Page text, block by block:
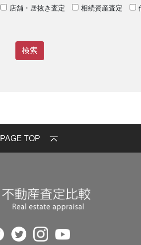
店舗・居抜き査定 相続資産査定
PAGE TOP